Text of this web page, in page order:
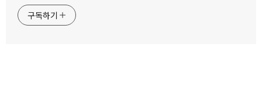
구독하기